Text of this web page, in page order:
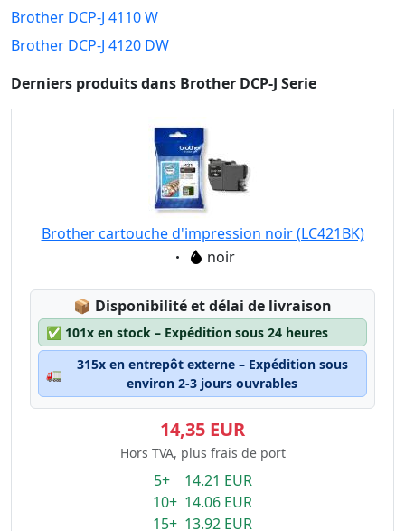
Brother DCP-J 4110 W
Brother DCP-J 4120 DW
Derniers produits dans Brother DCP-J Serie
Brother cartouche d'impression noir (LC421BK)
Eigenschaft:
noir
📦 Lagerstatus:
Disponibilité et délai de livraison
✅ 101x en stock – Expédition sous 24 heures
🚛
315x en entrepôt externe – Expédition sous
environ 2-3 jours ouvrables
14,35 EUR
Hors TVA, plus frais de port
5+ 14.21 EUR
10+ 14.06 EUR
15+ 13.92 EUR